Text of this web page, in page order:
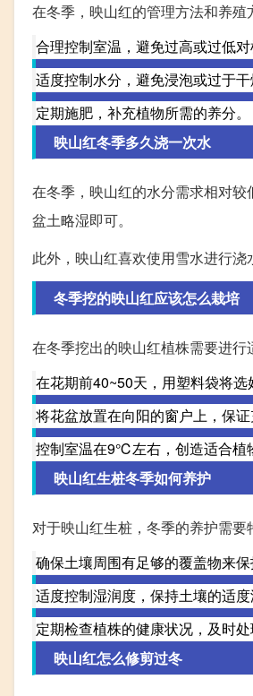
在冬季，映山红的管理方法和养
合理控制室温，避免过高或过低对
适度控制水分，避免浸泡或过于干
定期施肥，补充植物所需的养分。
映山红冬季多久浇一次水
在冬季，映山红的水分需求相对
盆土略湿即可。
此外，映山红喜欢使用雪水进行浇
冬季挖的映山红应该怎么栽培
在冬季挖出的映山红植株需要进行
在花期前40~50天，用塑料袋将选
将花盆放置在向阳的窗户上，保证
控制室温在9℃左右，创造适合植
映山红生桩冬季如何养护
对于映山红生桩，冬季的养护需
确保土壤周围有足够的覆盖物来保
适度控制湿润度，保持土壤的适
定期检查植株的健康状况，及时处
映山红怎么修剪过冬